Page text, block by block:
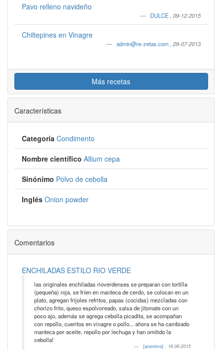
Pavo relleno navideño
DULCE 09-12-2015
Chiltepines en Vinagre
admin@re-zetas.com 28-07-2013
Más recetas
Características
Categoría Condimento
Nombre científico Allium cepa
Sinónimo Polvo de cebolla
Inglés Onion powder
Comentarios
ENCHILADAS ESTILO RIO VERDE
las originales enchiladas rioverdenses se preparan con tortilla
(pequeña) roja, se fríen en manteca de cerdo, se colocan en un
plato, agregan frijoles refritos, papas (cocidas) mezcladas con
chorizo frito, queso espolvoreado, salsa de jitomate con un
poco ajo, además se agrega cebolla picadita, se acompañan
con repollo, cueritos en vinagre o pollo... ahora se ha cambiado
manteca por aceite, repollo por lechuga y han omitido la
cebolla!
[anonimo] , 16-06-2015